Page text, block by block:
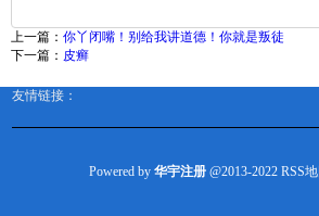
上一篇： 你丫闭嘴！别给我讲道德！你就是叛徒
下一篇： 皮癣
友情链接：
Powered by 华宇注册 @2013-2022 RSS